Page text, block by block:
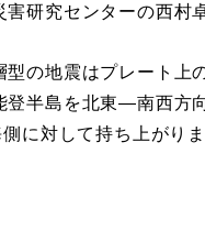
研究センターの西村
の地震はプレート上
半島を北東―南西方
に対して持ち上がりま